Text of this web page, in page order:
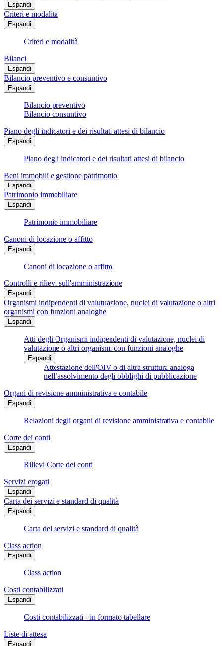
Espandi
Criteri e modalità
Espandi
Criteri e modalità
Bilanci
Espandi
Bilancio preventivo e consuntivo
Espandi
Bilancio preventivo
Bilancio consuntivo
Piano degli indicatori e dei risultati attesi di bilancio
Espandi
Piano degli indicatori e dei risultati attesi di bilancio
Beni immobili e gestione patrimonio
Espandi
Patrimonio immobiliare
Espandi
Patrimonio immobiliare
Canoni di locazione o affitto
Espandi
Canoni di locazione o affitto
Controlli e rilievi sull'amministrazione
Espandi
Organismi indipendenti di valutuazione, nuclei di valutazione o altri
organismi con funzioni analoghe
Espandi
Atti degli Organismi indipendenti di valutazione, nuclei di
valutazione o altri organismi con funzioni analoghe
Espandi
Attestazione dell'OIV o di altra struttura analoga
nell’assolvimento degli obblighi di pubblicazione
Organi di revisione amministrativa e contabile
Espandi
Relazioni degli organi di revisione amministrativa e contabile
Corte dei conti
Espandi
Rilievi Corte dei conti
Servizi erogati
Espandi
Carta dei servizi e standard di qualità
Espandi
Carta dei servizi e standard di qualità
Class action
Espandi
Class action
Costi contabilizzati
Espandi
Costi contabilizzati - in formato tabellare
Liste di attesa
Espandi